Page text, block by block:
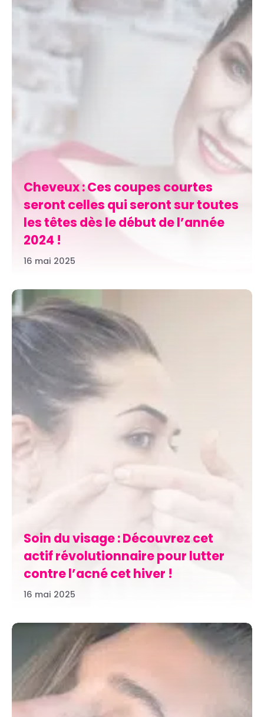
Cheveux : Ces coupes courtes
seront celles qui seront sur toutes
les têtes dès le début de l’année
2024 !
16 mai 2025
Soin du visage : Découvrez cet
actif révolutionnaire pour lutter
contre l’acné cet hiver !
16 mai 2025